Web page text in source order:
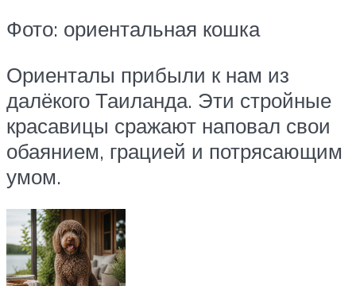
Фото: ориентальная кошка
Ориенталы прибыли к нам из
далёкого Таиланда. Эти стройные
красавицы сражают наповал свои
обаянием, грацией и потрясающим
умом.